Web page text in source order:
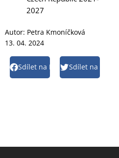
2027
Autor: Petra Kmoníčková
13. 04. 2024
Sdílet na FacebookSdílet na Twitter